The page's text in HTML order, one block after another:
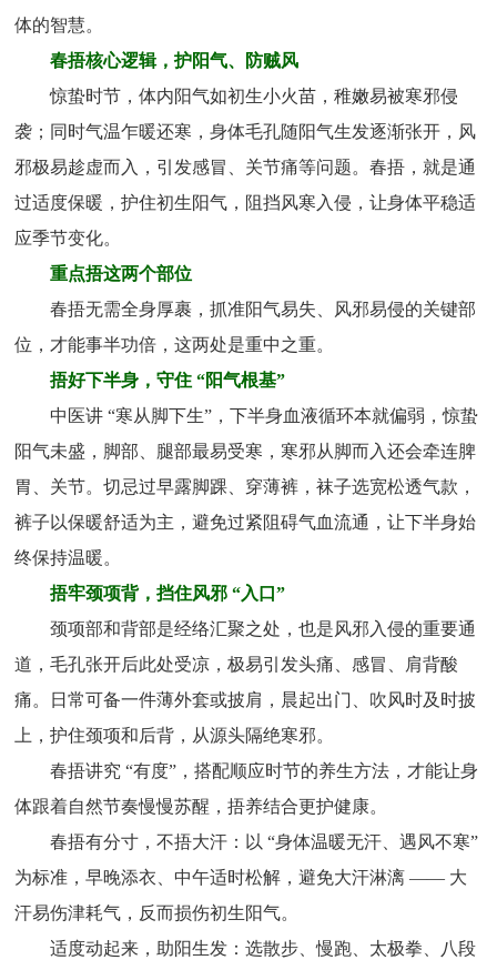
体的智慧。
春捂核心逻辑，护阳气、防贼风
惊蛰时节，体内阳气如初生小火苗，稚嫩易被寒邪侵
袭；同时气温乍暖还寒，身体毛孔随阳气生发逐渐张开，风
邪极易趁虚而入，引发感冒、关节痛等问题。春捂，就是通
过适度保暖，护住初生阳气，阻挡风寒入侵，让身体平稳适
应季节变化。
重点捂这两个部位
春捂无需全身厚裹，抓准阳气易失、风邪易侵的关键部
位，才能事半功倍，这两处是重中之重。
捂好下半身，守住 “阳气根基”
中医讲 “寒从脚下生”，下半身血液循环本就偏弱，惊蛰
阳气未盛，脚部、腿部最易受寒，寒邪从脚而入还会牵连脾
胃、关节。切忌过早露脚踝、穿薄裤，袜子选宽松透气款，
裤子以保暖舒适为主，避免过紧阻碍气血流通，让下半身始
终保持温暖。
捂牢颈项背，挡住风邪 “入口”
颈项部和背部是经络汇聚之处，也是风邪入侵的重要通
道，毛孔张开后此处受凉，极易引发头痛、感冒、肩背酸
痛。日常可备一件薄外套或披肩，晨起出门、吹风时及时披
上，护住颈项和后背，从源头隔绝寒邪。
春捂讲究 “有度”，搭配顺应时节的养生方法，才能让身
体跟着自然节奏慢慢苏醒，捂养结合更护健康。
春捂有分寸，不捂大汗：以 “身体温暖无汗、遇风不寒”
为标准，早晚添衣、中午适时松解，避免大汗淋漓 —— 大
汗易伤津耗气，反而损伤初生阳气。
适度动起来，助阳生发：选散步、慢跑、太极拳、八段